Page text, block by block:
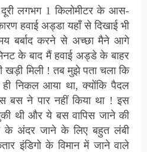
लगभग 1 किलोमीटर के आस-
हवाई अड्डा यहाँ से दिखाई भी
बर्बाद करने से अच्छा मैने आगे
के बाद मैं हवाई अड्डे के बाहर
खड़ी मिली ! तब मुझे पता चला कि
निकल आया था, क्योंकि पैदल
बस ने पार नहीं किया था ! इस
थी और ये बस वापिस जाने की
के अंदर जाने के लिए बहुत लंबी
इंडिगो के विमान में जाने वाले